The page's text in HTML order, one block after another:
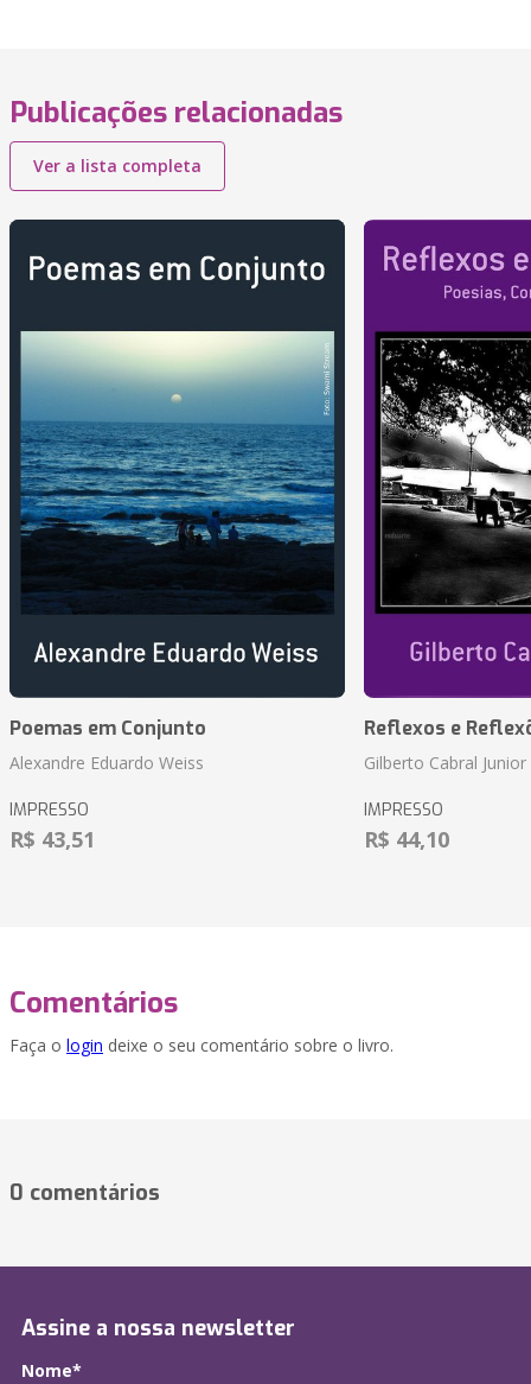
Publicações relacionadas
Ver a lista completa
Poemas em Conjunto
Alexandre Eduardo Weiss
IMPRESSO
R$ 43,51
Reflexos e
Gilberto Cabral Junior
IMPRESSO
R$ 44,10
Comentários
Faça o login deixe o seu comentário sobre o livro.
0 comentários
Assine a nossa newsletter
Nome*